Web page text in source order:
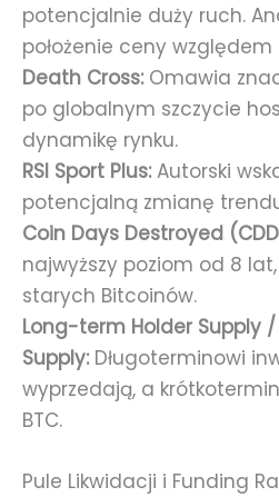
potencjalnie duży ruch.
położenie ceny względem
Death Cross:Omawia
po globalnym szczycie
dynamikę rynku.
RSI Sport Plus:Autorski
potencjalną zmianę
Coin Days Destroyed
najwyższy poziom od 8
starych Bitcoinów.
Long-term Holder Supply
Supply:Długoterminowi
wyprzedają, a
BTC.
Pule Likwidacji i Funding